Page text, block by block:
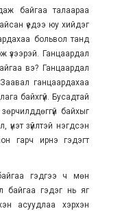
байгаа талаараа
үедээ юу хийдэг
больвол танд
үзээрэй. Ганцаардал
вэ? Ганцаардал
ганцаардахаа
байхгүй. Бусадтай
байхыг
зүйлтэй нэгдсэн
гарч ирнэ гэдэгт
гэдгээ ч мөн
байгаа гэдэг нь яг
асуудлаа хэрхэн